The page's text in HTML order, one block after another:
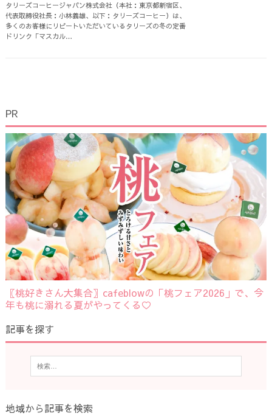
タリーズコーヒージャパン株式会社（本社：東京都新宿区、
代表取締役社長：小林義雄、以下：タリーズコーヒー）は、
多くのお客様にリピートいただいているタリーズの冬の定番
ドリンク「マスカル…
PR
〖桃好きさん大集合〗cafeblowの「桃フェア2026」で、今
年も桃に溺れる夏がやってくる♡
記事を探す
地域から記事を検索